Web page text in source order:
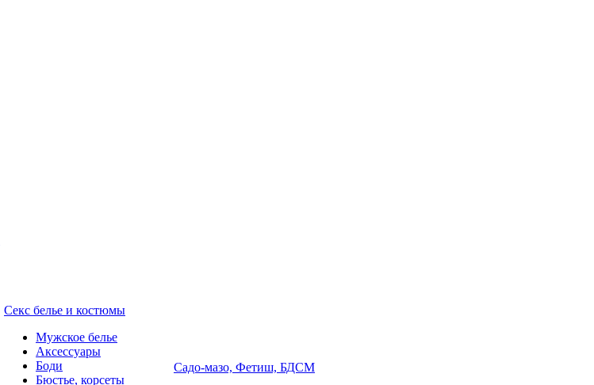
Секс белье и костюмы
Мужское белье
Аксессуары
Боди
Бюстье, корсеты
Садо-мазо, Фетиш, БДСМ